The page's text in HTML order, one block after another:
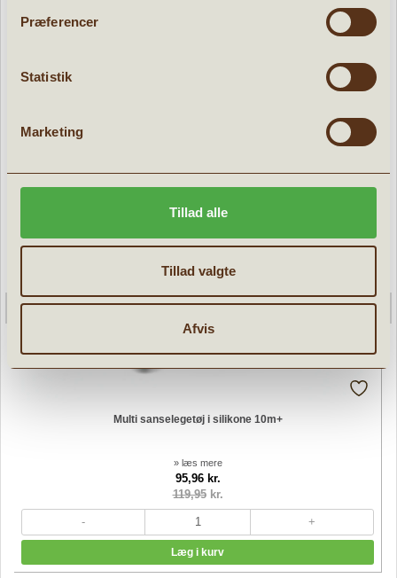
Præferencer
Statistik
Marketing
Tillad alle
Tillad valgte
Afvis
Multi sanselegetøj i silikone 10m+
» læs mere
95,96 kr.
119,95kr.
Tilbud